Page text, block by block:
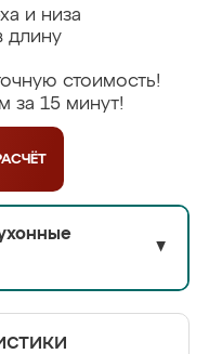
и низа
длину
стоимость!
за 15 минут!
▼